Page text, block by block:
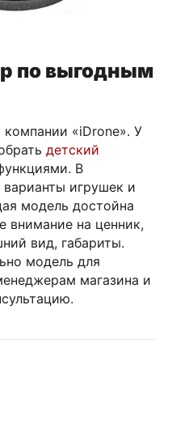
по выгодным
компании «iDrone». У
детский
В
игрушек и
модель достойна
внимание на ценник,
вид, габариты.
модель для
магазина и